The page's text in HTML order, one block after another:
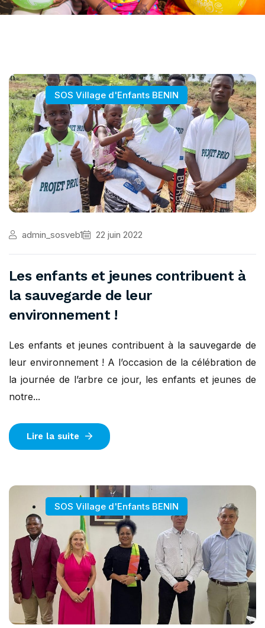
SOS Village d'Enfants BENIN
admin_sosveb1 22 juin 2022
Les enfants et jeunes contribuent à
la sauvegarde de leur
environnement !
Les enfants et jeunes contribuent à la sauvegarde de
leur environnement ! A l’occasion de la célébration de
la journée de l’arbre ce jour, les enfants et jeunes de
notre...
Lire la suite
SOS Village d'Enfants BENIN